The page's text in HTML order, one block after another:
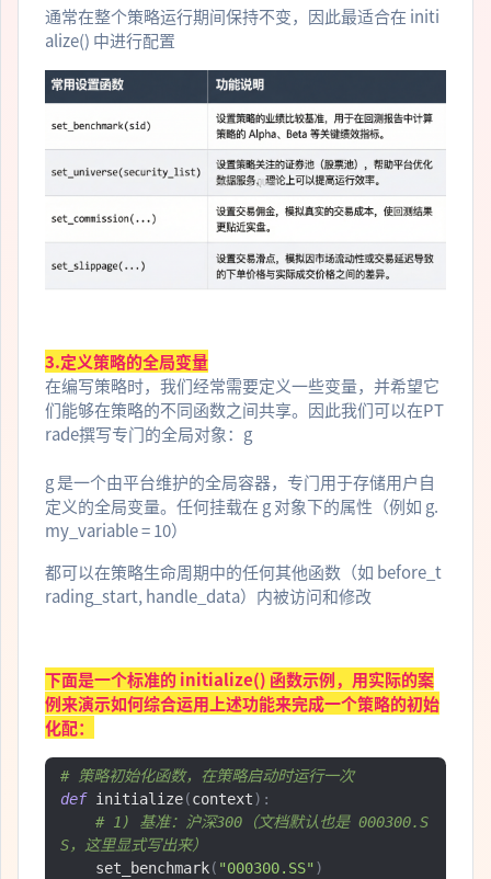
通常在整个策略运行期间保持不变，因此最适合在 initi
alize() 中进行配置
3.定义策略的全局变量
在编写策略时，我们经常需要定义一些变量，并希望它
们能够在策略的不同函数之间共享。因此我们可以在PT
rade撰写专门的全局对象：g
g 是一个由平台维护的全局容器，专门用于存储用户自
定义的全局变量。任何挂载在 g 对象下的属性（例如 g.
my_variable = 10）
都可以在策略生命周期中的任何其他函数（如 before_t
rading_start, handle_data）内被访问和修改
下面是一个标准的 initialize() 函数示例，用实际的案
例来演示如何综合运用上述功能来完成一个策略的初始
化配：
# 策略初始化函数，在策略启动时运行一次
def initialize(context):
# 1) 基准：沪深300（文档默认也是 000300.S
S，这里显式写出来）
set_benchmark( "000300.SS" )